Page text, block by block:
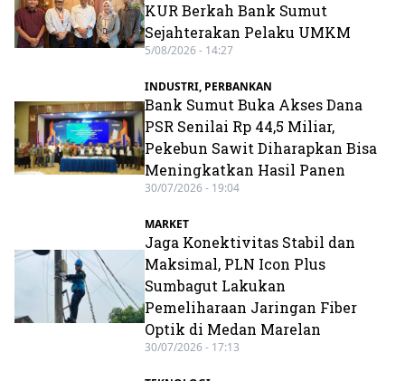
KUR Berkah Bank Sumut
Sejahterakan Pelaku UMKM
5/08/2026 - 14:27
INDUSTRI, PERBANKAN
Bank Sumut Buka Akses Dana
PSR Senilai Rp 44,5 Miliar,
Pekebun Sawit Diharapkan Bisa
Meningkatkan Hasil Panen
30/07/2026 - 19:04
MARKET
Jaga Konektivitas Stabil dan
Maksimal, PLN Icon Plus
Sumbagut Lakukan
Pemeliharaan Jaringan Fiber
Optik di Medan Marelan
30/07/2026 - 17:13